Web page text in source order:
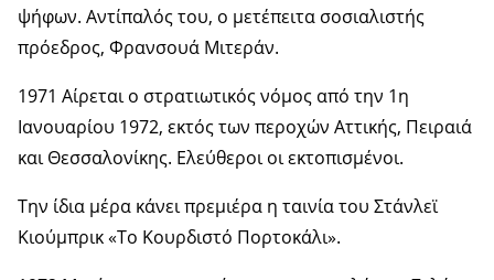
ψήφων. Αντίπαλός του, ο μετέπειτα σοσιαλιστής
πρόεδρος, Φρανσουά Μιτεράν.
1971 Αίρεται ο στρατιωτικός νόμος από την 1η
Ιανουαρίου 1972, εκτός των περοχών Αττικής, Πειραιά
και Θεσσαλονίκης. Ελεύθεροι οι εκτοπισμένοι.
Την ίδια μέρα κάνει πρεμιέρα η ταινία του Στάνλεϊ
Κιούμπρικ «Το Κουρδιστό Πορτοκάλι».